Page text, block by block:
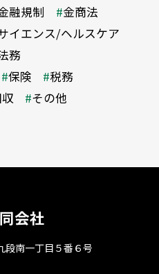
融規制
金商法
イエンス/ヘルスケア
務
保険
税務
その他
会社
南⼀丁⽬５番６号